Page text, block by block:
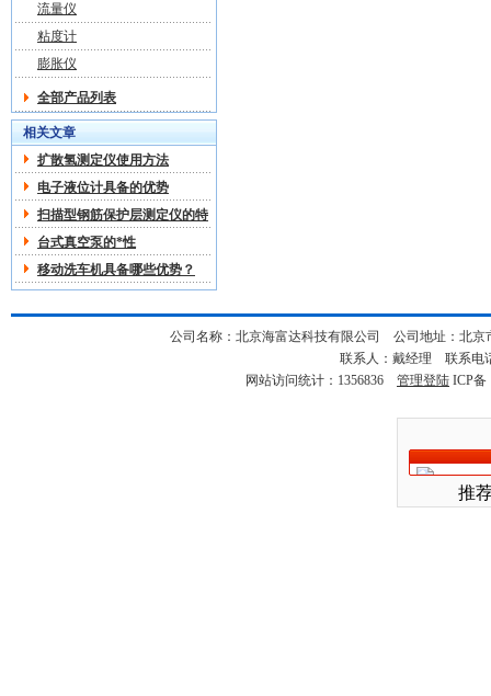
流量仪
粘度计
膨胀仪
全部产品列表
相关文章
扩散氢测定仪使用方法
电子液位计具备的优势
扫描型钢筋保护层测定仪的特
点
台式真空泵的*性
移动洗车机具备哪些优势？
公司名称：北京海富达科技有限公司 公司地址：北
联系人：戴经理 联系电
网站访问统计：1356836 管理登陆 ICP备
推